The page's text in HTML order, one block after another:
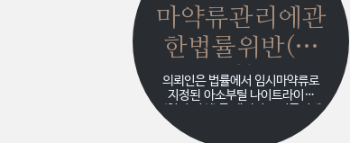
마약류관리에관
한법률위반(마
약)
의뢰인은 법률에서 임시마약류로
지정된 아소부틸 나이트라이트
이션을 통해서 수회에 걸쳐서 매수
하고, 매입한 러쉬를 보관 및 냄새